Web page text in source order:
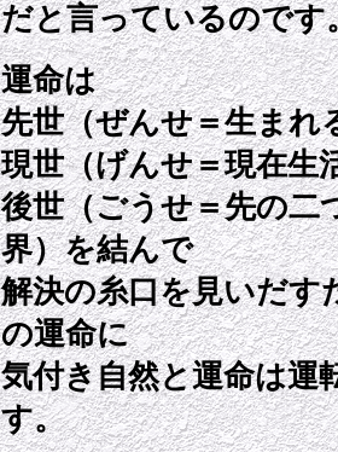
だと言っているのです
運命は
先世（ぜんせ＝生まれ
現世（げんせ＝現在生
後世（ごうせ＝先の二
界）を結んで
解決の糸口を見いだす
の運命に
気付き自然と運命は運
す。